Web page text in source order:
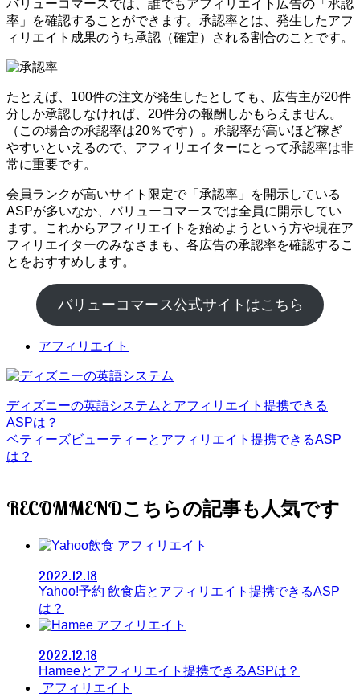
バリューコマースでは、誰でもアフィリエイト広告の「承認
率」を確認することができます。承認率とは、発生したアフ
ィリエイト成果のうち承認（確定）される割合のことです。
たとえば、100件の注文が発生したとしても、広告主が20件
分しか承認しなければ、20件分の報酬しかもらえません。
（この場合の承認率は20％です）。承認率が高いほど稼ぎ
やすいといえるので、アフィリエイターにとって承認率は非
常に重要です。
会員ランクが高いサイト限定で「承認率」を開示している
ASPが多いなか、バリューコマースでは全員に開示してい
ます。これからアフィリエイトを始めようという方や現在ア
フィリエイターのみなさまも、各広告の承認率を確認するこ
とをおすすめします。
バリューコマース公式サイトはこちら
アフィリエイト
ディズニーの英語システムとアフィリエイト提携できる
ASPは？
ベティーズビューティーとアフィリエイト提携できるASP
は？
RECOMMEND
アフィリエイト
2022.12.18
Yahoo!予約 飲食店とアフィリエイト提携できるASP
は？
アフィリエイト
2022.12.18
Hameeとアフィリエイト提携できるASPは？
アフィリエイト